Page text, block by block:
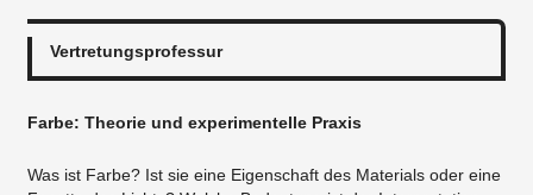
Vertretungsprofessur
Farbe: Theorie und experimentelle Praxis
Was ist Farbe? Ist sie eine Eigenschaft des Materials oder eine